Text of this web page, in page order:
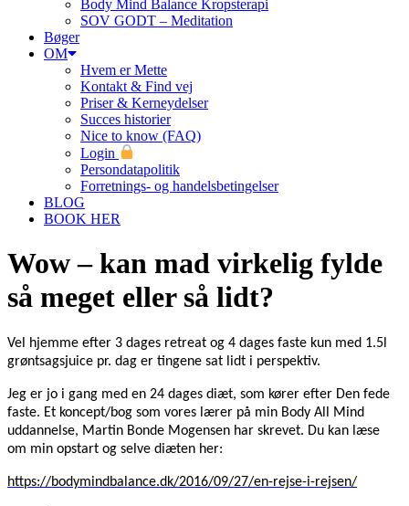
Body Mind Balance Kropsterapi
SOV GODT – Meditation
Bøger
OM
Hvem er Mette
Kontakt & Find vej
Priser & Kerneydelser
Succes historier
Nice to know (FAQ)
Login
Persondatapolitik
Forretnings- og handelsbetingelser
BLOG
BOOK HER
Wow – kan mad virkelig fylde
så meget eller så lidt?
Vel hjemme efter 3 dages retreat og 4 dages faste kun med 1.5l
grøntsagsjuice pr. dag er tingene sat lidt i perspektiv.
Jeg er jo i gang med en 24 dages diæt, som kører efter Den fede
faste. Et koncept/bog som vores lærer på min Body All Mind
uddannelse, Martin Bonde Mogensen har skrevet. Du kan læse
om min opstart og selve diæten her:
https://bodymindbalance.dk/2016/09/27/en-rejse-i-rejsen/